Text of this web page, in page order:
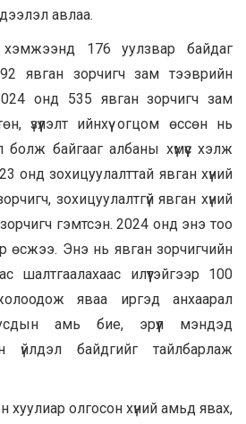
авлаа.
хэмжээнд 176 уулзвар байдаг
явган зорчигч зам тээврийн
онд 535 явган зорчигч зам
үзүүлэлт ийнхүү огцом өссөн нь
болж байгааг албаны хүмүүс хэлж
онд зохицуулалттай явган хүний
зохицуулалтгүй явган хүний
гэмтсэн. 2024 онд энэ тоо
өсжээ. Энэ нь явган зорчигчийн
шалтгаалахаас илүүтэйгээр 100
яваа иргэд анхаарал
амь бие, эрүүл мэндэд
үйлдэл байдгийг тайлбарлаж
олгосон хүний амьд явах,